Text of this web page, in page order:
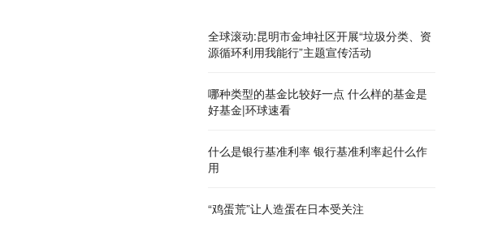
全球滚动:昆明市金坤社区开展“垃圾分类、资
源循环利用我能行”主题宣传活动
哪种类型的基金比较好一点 什么样的基金是
好基金|环球速看
什么是银行基准利率 银行基准利率起什么作
用
“鸡蛋荒”让人造蛋在日本受关注